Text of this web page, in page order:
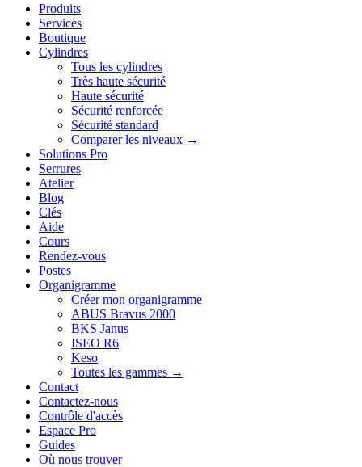
Produits
Services
Boutique
Cylindres
Tous les cylindres
Très haute sécurité
Haute sécurité
Sécurité renforcée
Sécurité standard
Comparer les niveaux →
Solutions Pro
Serrures
Atelier
Blog
Clés
Aide
Cours
Rendez-vous
Postes
Organigramme
Créer mon organigramme
ABUS Bravus 2000
BKS Janus
ISEO R6
Keso
Toutes les gammes →
Contact
Contactez-nous
Contrôle d'accès
Espace Pro
Guides
Où nous trouver